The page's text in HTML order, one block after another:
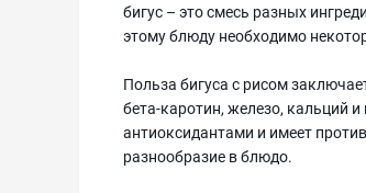
бигус – это смесь разных
этому блюду необходимо
Польза бигуса с рисом
бета-каротин, железо, кальций
антиоксидантами и имеет
разнообразие в блюдо.